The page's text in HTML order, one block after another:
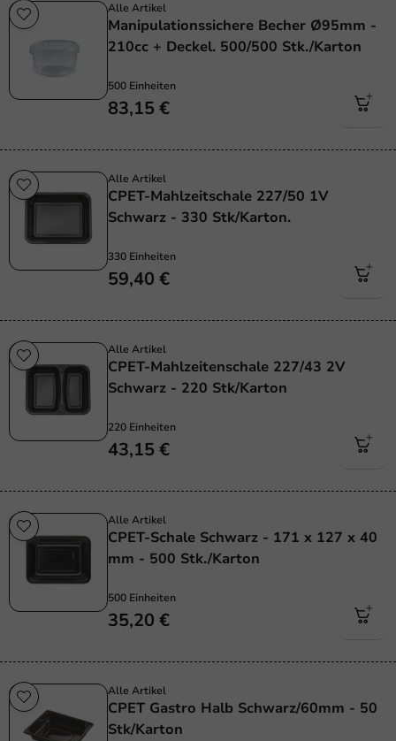
Alle Artikel
Manipulationssichere Becher Ø95mm -
210cc + Deckel. 500/500 Stk./Karton
500 Einheiten
83,15 €
Alle Artikel
CPET-Mahlzeitschale 227/50 1V
Schwarz - 330 Stk/Karton.
330 Einheiten
59,40 €
Alle Artikel
CPET-Mahlzeitenschale 227/43 2V
Schwarz - 220 Stk/Karton
220 Einheiten
43,15 €
Alle Artikel
CPET-Schale Schwarz - 171 x 127 x 40
mm - 500 Stk./Karton
500 Einheiten
35,20 €
Alle Artikel
CPET Gastro Halb Schwarz/60mm - 50
Stk/Karton